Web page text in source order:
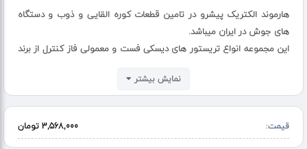
هارموند الکتریک پیشرو در تامین قطعات کوره القایی و ذوب و دستگاه
های جوش در ایران میباشد.
این مجموعه انواع تریستور های دیسکی فست و معمولی فاز کنترل از برند
تریستورهای دیسکی Westcode در مدل‌ها و کدهای متنوعی عرضه
فهرستی از برخی کدهای رایج این تریستورها ارائه شده است:
نمایش بیشتر
قیمت: 3,568,000 تومان